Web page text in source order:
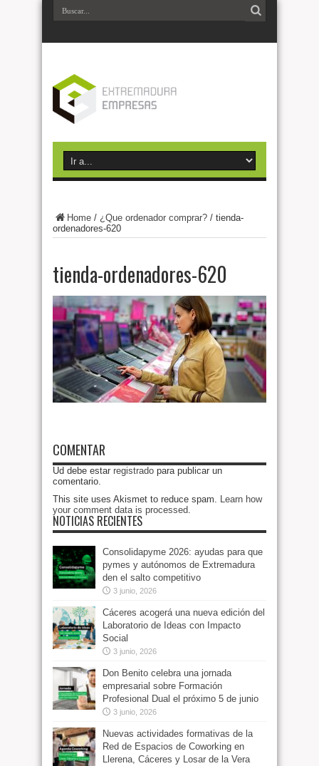
Home / ¿Que ordenador comprar? / tienda-
ordenadores-620
tienda-ordenadores-620
COMENTAR
Ud debe estar registrado para publicar un
comentario.
This site uses Akismet to reduce spam. Learn how
your comment data is processed.
NOTICIAS RECIENTES
Consolidapyme 2026: ayudas para que
pymes y autónomos de Extremadura
den el salto competitivo
3 junio, 2026
Cáceres acogerá una nueva edición del
Laboratorio de Ideas con Impacto
Social
3 junio, 2026
Don Benito celebra una jornada
empresarial sobre Formación
Profesional Dual el próximo 5 de junio
3 junio, 2026
Nuevas actividades formativas de la
Red de Espacios de Coworking en
Llerena, Cáceres y Losar de la Vera